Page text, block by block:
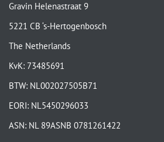
Gravin Helenastraat 9
5221 CB ‘s-Hertogenbosch
The Netherlands
KvK: 73485691
BTW: NL002027505B71
EORI: NL5450296033
ASN: NL 89ASNB 0781261422